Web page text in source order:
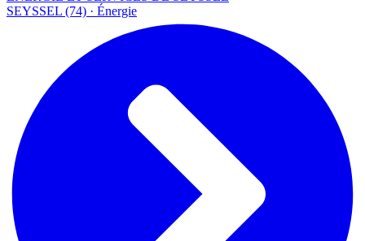
SEYSSEL (74) · Énergie